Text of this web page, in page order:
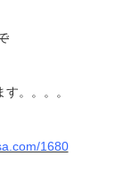
。。。。
1680